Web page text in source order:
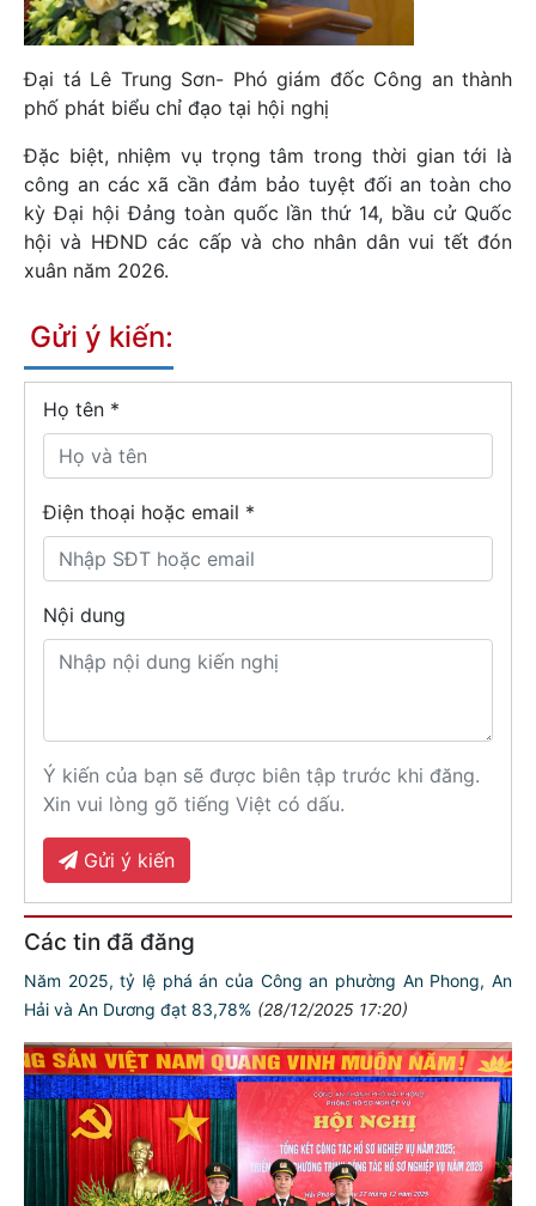
Đại tá Lê Trung Sơn- Phó giám đốc Công an thành
phố phát biểu chỉ đạo tại hội nghị
Đặc biệt, nhiệm vụ trọng tâm trong thời gian tới là
công an các xã cần đảm bảo tuyệt đối an toàn cho
kỳ Đại hội Đảng toàn quốc lần thứ 14, bầu cử Quốc
hội và HĐND các cấp và cho nhân dân vui tết đón
xuân năm 2026.
Gửi ý kiến:
Họ tên *
Điện thoại hoặc email *
Nội dung
Ý kiến của bạn sẽ được biên tập trước khi đăng.
Xin vui lòng gõ tiếng Việt có dấu.
Gửi ý kiến
Các tin đã đăng
Năm 2025, tỷ lệ phá án của Công an phường An Phong, An
Hải và An Dương đạt 83,78% (28/12/2025 17:20)